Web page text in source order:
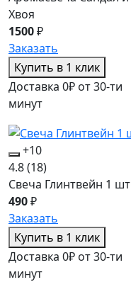
Хвоя
1500₽
Заказать
Купить в 1 клик
Доставка 0₽ от 30-ти
минут
+10
4.8(18)
Свеча Глинтвейн 1 шт
490₽
Заказать
Купить в 1 клик
Доставка 0₽ от 30-ти
минут